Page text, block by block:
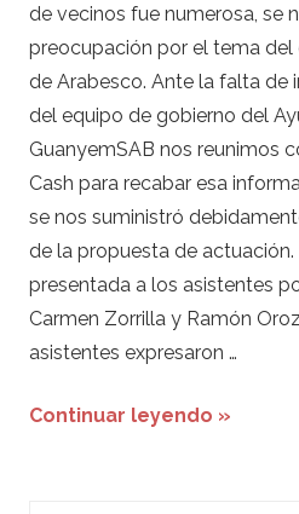
de vecinos fue numerosa, se
preocupación por el tema del
de Arabesco. Ante la falta de
del equipo de gobierno del
GuanyemSAB nos reunimos
Cash para recabar esa
se nos suministró
de la propuesta de
presentada a los asistentes
Carmen Zorrilla y Ramón
asistentes expresaron …
Continuar leyendo »